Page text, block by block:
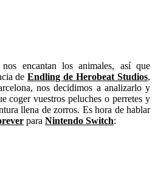
encantan los animales, así que
deEndling de Herobeat Studios,
nos decidimos a analizarlo y
coger vuestros peluches o perretes y
llena de zorros. Es hora de hablar
para Nintendo Switch: